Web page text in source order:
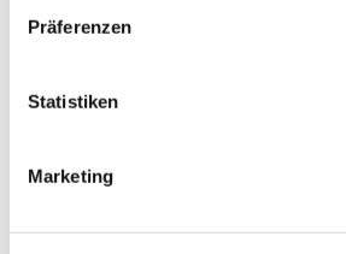
Präferenzen
Statistiken
Marketing